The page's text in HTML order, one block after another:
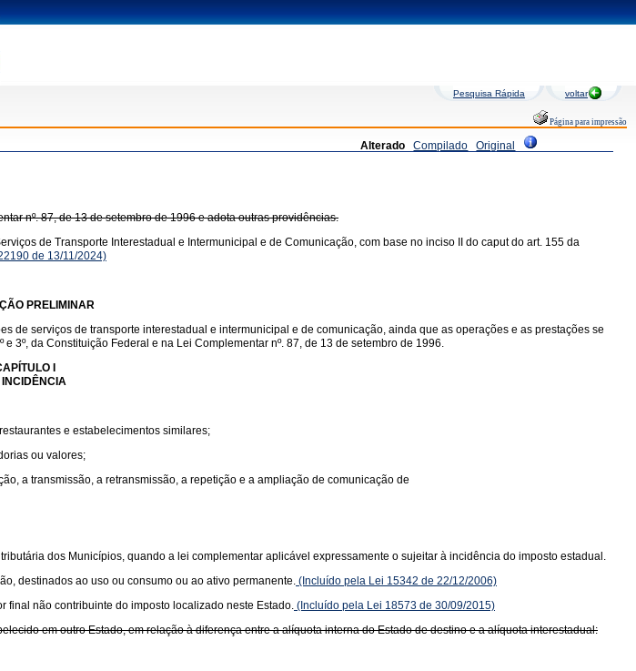
Pesquisa Rápida voltar
Página para impressão
Alterado Compilado Original
nº. 87, de 13 de setembro de 1996 e adota outras providências.
de Transporte Interestadual e Intermunicipal e de Comunicação, com base no inciso II do caput do art. 155 da
de 13/11/2024)
PRELIMINAR
de serviços de transporte interestadual e intermunicipal e de comunicação, ainda que as operações e as prestações se
3º, da Constituição Federal e na Lei Complementar nº. 87, de 13 de setembro de 1996.
I
INCIDÊNCIA
e estabelecimentos similares;
ou valores;
a transmissão, a retransmissão, a repetição e a ampliação de comunicação de
dos Municípios, quando a lei complementar aplicável expressamente o sujeitar à incidência do imposto estadual.
destinados ao uso ou consumo ou ao ativo permanente. (Incluído pela Lei 15342 de 22/12/2006)
final não contribuinte do imposto localizado neste Estado. (Incluído pela Lei 18573 de 30/09/2015)
em outro Estado, em relação à diferença entre a alíquota interna do Estado de destino e a alíquota interestadual: